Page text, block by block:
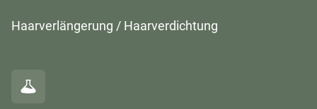
Haarverlängerung / Haarverdichtung